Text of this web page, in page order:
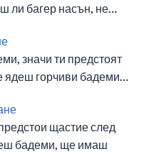
ли багер насън, не…
значи ти предстоят
ядеш горчиви бадеми…
щастие след
бадеми, ще имаш